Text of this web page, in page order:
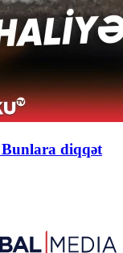
Bunlara diqqət